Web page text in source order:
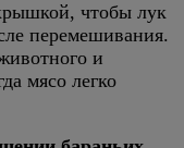
чтобы лук
перемешивания.
и
мясо легко